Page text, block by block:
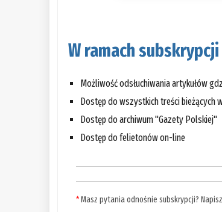
W ramach
Możliwość odsłuchiwania artykułów
Dostęp do wszystkich treści bieżących
Dostęp do archiwum "Gazety Polskiej"
Dostęp do felietonów on-line
*Masz pytania odnośnie subskrypcji?